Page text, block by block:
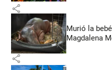
share
Murió la
Magdalena
share